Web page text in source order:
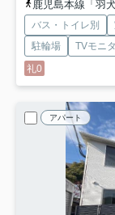
鹿児島本線「羽
バス・トイレ別
駐輪場
TVモニ
礼0
アパート